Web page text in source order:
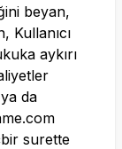
beyan,
Kullanıcı
aykırı
da
surette